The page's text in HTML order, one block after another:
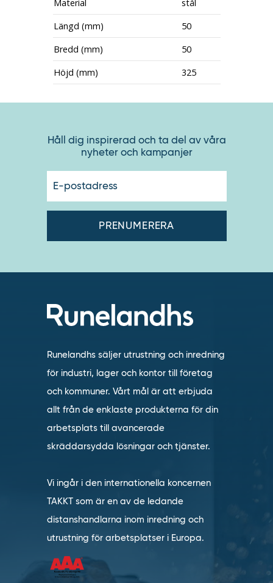
Material
stål
Längd (mm)
50
Bredd (mm)
50
Höjd (mm)
325
Håll dig inspirerad och ta del av våra
nyheter och kampanjer
Runelandhs säljer utrustning och inredning
för industri, lager och kontor till företag
och kommuner. Vårt mål är att erbjuda
allt från de enklaste produkterna för din
arbetsplats till avancerade
skräddarsydda lösningar och tjänster.
Vi ingår i den internationella koncernen
TAKKT som är en av de ledande
distanshandlarna inom inredning och
utrustning för arbetsplatser i Europa.